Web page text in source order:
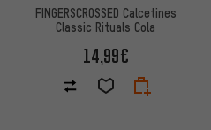
FINGERSCROSSED Calcetines
Classic Rituals Cola
14,99€